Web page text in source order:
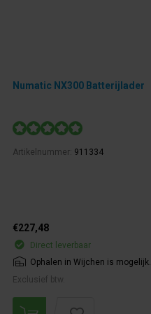
Numatic NX300 Batterijlader
Artikelnummer: 911334
€227,48
Direct leverbaar
Ophalen in Wijchen is mogelijk.
Exclusief btw.